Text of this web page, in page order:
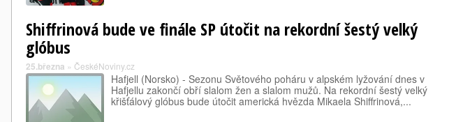
Shiffrinová bude ve finále SP útočit na rekordní šestý velký
glóbus
25.března » ČeskéNoviny.cz
Hafjell (Norsko) - Sezonu Světového poháru v alpském lyžování dnes v
Hafjellu zakončí obří slalom žen a slalom mužů. Na rekordní šestý velký
křišťálový glóbus bude útočit americká hvězda Mikaela Shiffrinová,...